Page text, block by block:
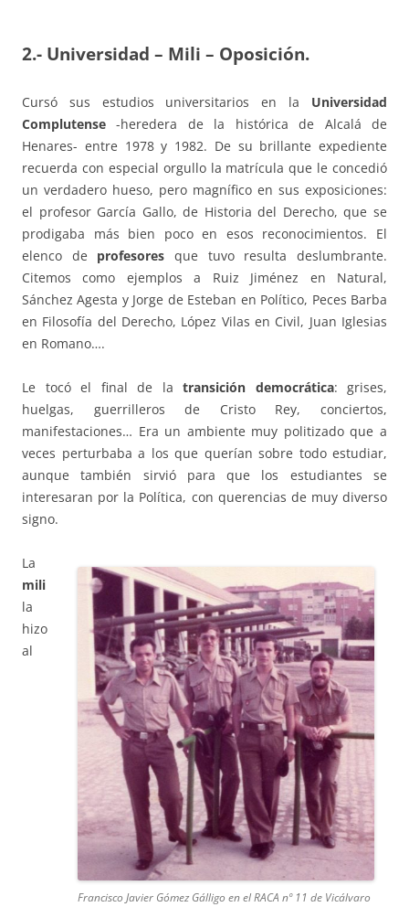
2.- Universidad – Mili – Oposición.
Cursó sus estudios universitarios en la Universidad
Complutense -heredera de la histórica de Alcalá de
Henares- entre 1978 y 1982. De su brillante expediente
recuerda con especial orgullo la matrícula que le concedió
un verdadero hueso, pero magnífico en sus exposiciones:
el profesor García Gallo, de Historia del Derecho, que se
prodigaba más bien poco en esos reconocimientos. El
elenco de profesores que tuvo resulta deslumbrante.
Citemos como ejemplos a Ruiz Jiménez en Natural,
Sánchez Agesta y Jorge de Esteban en Político, Peces Barba
en Filosofía del Derecho, López Vilas en Civil, Juan Iglesias
en Romano….
Le tocó el final de la transición democrática: grises,
huelgas, guerrilleros de Cristo Rey, conciertos,
manifestaciones… Era un ambiente muy politizado que a
veces perturbaba a los que querían sobre todo estudiar,
aunque también sirvió para que los estudiantes se
interesaran por la Política, con querencias de muy diverso
signo.
Francisco Javier Gómez Gálligo en el RACA nº 11 de Vicálvaro
La
mili
la
hizo
al